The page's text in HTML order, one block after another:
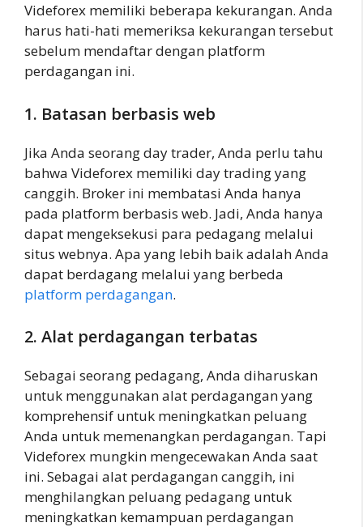
Videforex memiliki beberapa kekurangan. Anda
harus hati-hati memeriksa kekurangan tersebut
sebelum mendaftar dengan platform
perdagangan ini.
1. Batasan berbasis web
Jika Anda seorang day trader, Anda perlu tahu
bahwa Videforex memiliki day trading yang
canggih. Broker ini membatasi Anda hanya
pada platform berbasis web. Jadi, Anda hanya
dapat mengeksekusi para pedagang melalui
situs webnya. Apa yang lebih baik adalah Anda
dapat berdagang melalui yang berbeda
platform perdagangan.
2. Alat perdagangan terbatas
Sebagai seorang pedagang, Anda diharuskan
untuk menggunakan alat perdagangan yang
komprehensif untuk meningkatkan peluang
Anda untuk memenangkan perdagangan. Tapi
Videforex mungkin mengecewakan Anda saat
ini. Sebagai alat perdagangan canggih, ini
menghilangkan peluang pedagang untuk
meningkatkan kemampuan perdagangan